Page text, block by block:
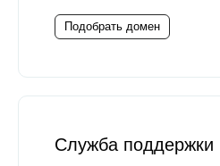
Подобрать домен
Служба поддержки